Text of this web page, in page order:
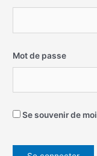
Mot de passe
Se souvenir de moi